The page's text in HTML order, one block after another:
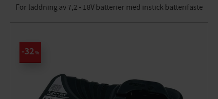
För laddning av 7,2 - 18V batterier med instick batterifäste
32 %